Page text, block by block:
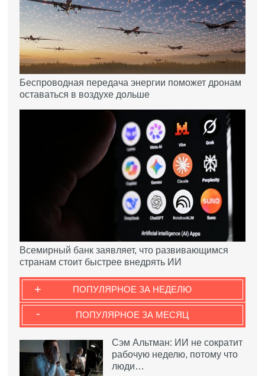
Беспроводная передача энергии поможет дронам
оставаться в воздухе дольше
Всемирный банк заявляет, что развивающимся
странам стоит быстрее внедрять ИИ
ПОПУЛЯРНОЕ ЗА НЕДЕЛЮ
+
ПОПУЛЯРНОЕ ЗА МЕСЯЦ
-
Сэм Альтман: ИИ не сократит
рабочую неделю, потому что
люди…